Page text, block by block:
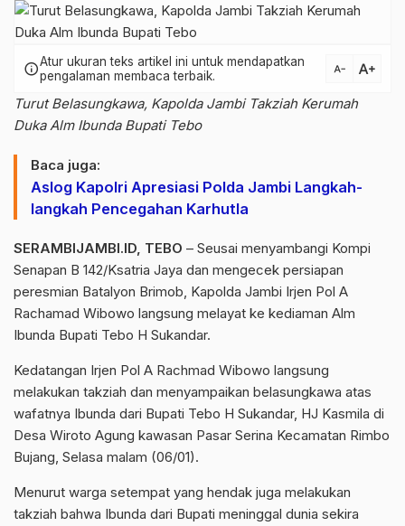
infoAtur ukuran teks artikel ini untuk mendapatkan
pengalaman membaca terbaik.
text_decrease text_increase
Turut Belasungkawa, Kapolda Jambi Takziah Kerumah
Duka Alm Ibunda Bupati Tebo
Baca juga:
Aslog Kapolri Apresiasi Polda Jambi Langkah-
langkah Pencegahan Karhutla
SERAMBIJAMBI.ID, TEBO – Seusai menyambangi Kompi
Senapan B 142/Ksatria Jaya dan mengecek persiapan
peresmian Batalyon Brimob, Kapolda Jambi Irjen Pol A
Rachamad Wibowo langsung melayat ke kediaman Alm
Ibunda Bupati Tebo H Sukandar.
Kedatangan Irjen Pol A Rachmad Wibowo langsung
melakukan takziah dan menyampaikan belasungkawa atas
wafatnya Ibunda dari Bupati Tebo H Sukandar, HJ Kasmila di
Desa Wiroto Agung kawasan Pasar Serina Kecamatan Rimbo
Bujang, Selasa malam (06/01).
Menurut warga setempat yang hendak juga melakukan
takziah bahwa Ibunda dari Bupati meninggal dunia sekira